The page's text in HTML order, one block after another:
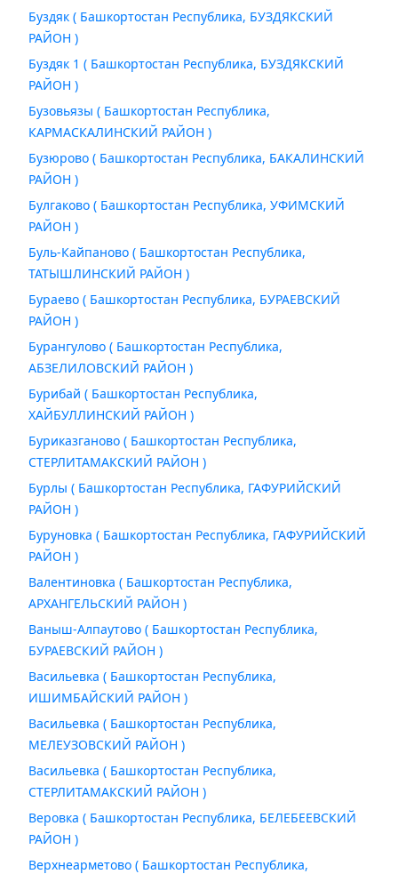
Буздяк ( Башкортостан Республика, БУЗДЯКСКИЙ
РАЙОН )
Буздяк 1 ( Башкортостан Республика, БУЗДЯКСКИЙ
РАЙОН )
Бузовьязы ( Башкортостан Республика,
КАРМАСКАЛИНСКИЙ РАЙОН )
Бузюрово ( Башкортостан Республика, БАКАЛИНСКИЙ
РАЙОН )
Булгаково ( Башкортостан Республика, УФИМСКИЙ
РАЙОН )
Буль-Кайпаново ( Башкортостан Республика,
ТАТЫШЛИНСКИЙ РАЙОН )
Бураево ( Башкортостан Республика, БУРАЕВСКИЙ
РАЙОН )
Бурангулово ( Башкортостан Республика,
АБЗЕЛИЛОВСКИЙ РАЙОН )
Бурибай ( Башкортостан Республика,
ХАЙБУЛЛИНСКИЙ РАЙОН )
Буриказганово ( Башкортостан Республика,
СТЕРЛИТАМАКСКИЙ РАЙОН )
Бурлы ( Башкортостан Республика, ГАФУРИЙСКИЙ
РАЙОН )
Буруновка ( Башкортостан Республика, ГАФУРИЙСКИЙ
РАЙОН )
Валентиновка ( Башкортостан Республика,
АРХАНГЕЛЬСКИЙ РАЙОН )
Ваныш-Алпаутово ( Башкортостан Республика,
БУРАЕВСКИЙ РАЙОН )
Васильевка ( Башкортостан Республика,
ИШИМБАЙСКИЙ РАЙОН )
Васильевка ( Башкортостан Республика,
МЕЛЕУЗОВСКИЙ РАЙОН )
Васильевка ( Башкортостан Республика,
СТЕРЛИТАМАКСКИЙ РАЙОН )
Веровка ( Башкортостан Республика, БЕЛЕБЕЕВСКИЙ
РАЙОН )
Верхнеарметово ( Башкортостан Республика,